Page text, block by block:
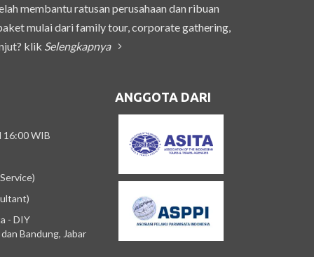
membantu ratusan perusahaan dan ribuan
mulai dari family tour, corporate gathering,
klik Selengkapnya
16:00 WIB
- DIY
Bandung, Jabar
ANGGOTA DARI